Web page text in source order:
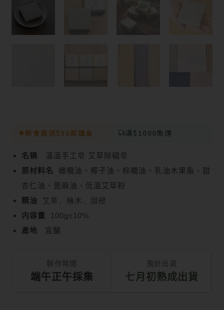
新會員送$50首購金 滿$1000免運
名稱 溫溫手工皂 艾草除穢皂
原材料名 橄欖油、椰子油、棕櫚油、乳油木果脂、甜
杏仁油、蓖麻油、低溫艾草粉
精油
艾草、檜木、甜橙
内容量 100g±10%
產地
宜蘭
端午正午採集 七月初熟成出貨